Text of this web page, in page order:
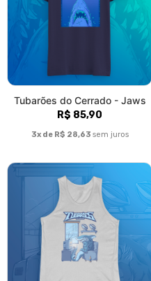
Tubarões do Cerrado - Shark
Champs (regata)
Tubarões do Cerrado - Jaws
(Plus size)
R$ 95,90